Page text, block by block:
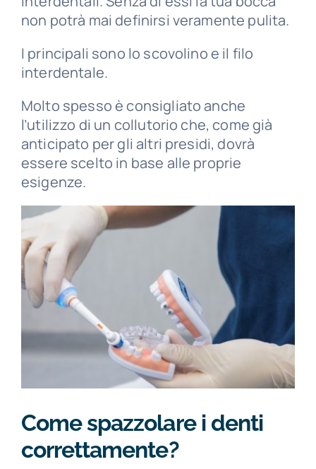
non potrà mai definirsi veramente pulita.
I principali sono lo scovolino e il filo
interdentale.
Molto spesso è consigliato anche
l’utilizzo di un collutorio che, come già
anticipato per gli altri presidi, dovrà
essere scelto in base alle proprie
esigenze.
Come spazzolare i denti
correttamente?